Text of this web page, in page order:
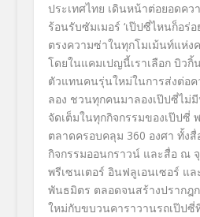
ประเทศไทย เดินหน้าต่อยอดคว
ร้อนรับซัมเมอร์ ‘เป๊ปซี่ไหนก็อร่
ตรงความซ่าในทุกโมเม้นท์แห่ง
โดยในแคมเปญนี้เราเลือก บิว
ตัวแทนคนรุ่นใหม่ในการส่งต่อ
ลอง ชวนทุกคนมาลองเป๊ปซี่ไม่
จัดเต็มในทุกกิจกรรมของเป๊ปซี่
ตลาดครอบคลุม 360 องศา ทั้ง
กิจกรรมออนกราวน์ และสื่อ ณ
พรีเซนเตอร์ อินฟลูเอนเซอร์ แ
พันธมิตร ตลอดจนสร้างปรากฎ
ใหม่กับขบวนคาราวานรถเป๊ปซี่